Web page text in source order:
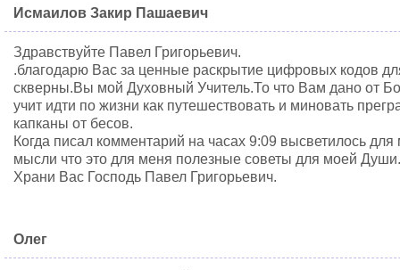
Исмаилов Закир Пашаевич
Здравствуйте Павел Григорьевич.
.благодарю Вас за ценные раскрытие цифровых кодов
скверны.Вы мой Духовный Учитель.То что Вам дано от
учит идти по жизни как путешествовать и миновать
капканы от бесов.
Когда писал комментарий на часах 9:09 высветилось
мысли что это для меня полезные советы для моей Души.
Храни Вас Господь Павел Григорьевич.
Олег